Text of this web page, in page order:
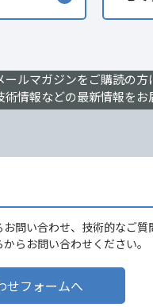
ールマガジンをご購読の方
術情報などの最新情報をお
問い合わせ、技術的なご質
らお問い合わせください。
せフォームへ